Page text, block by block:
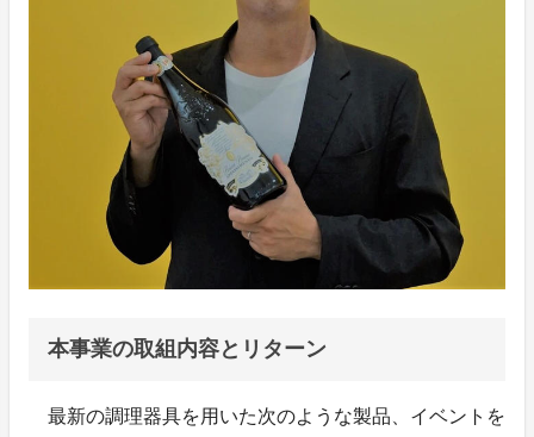
本事業の取組内容とリターン
最新の調理器具を用いた次のような製品、イベントを